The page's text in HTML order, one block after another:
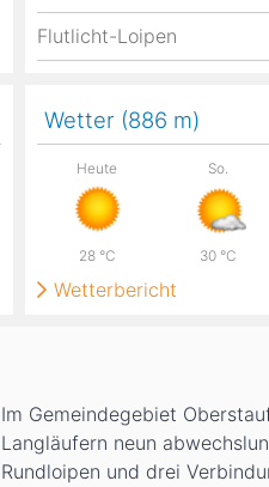
Im Gemeindegebiet
Langläufern neun
Rundloipen und drei
Wetter (886 m)
Heute
28 °C
So.
30 °C
Wetterbericht
Flutlicht-Loipen